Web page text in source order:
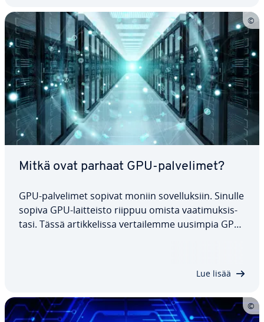
Mitkä ovat parhaat GPU-pal­ve­li­met?
GPU-pal­ve­li­met sopivat moniin so­vel­luk­siin. Sinulle
sopiva GPU-lait­teis­to riippuu omista vaa­ti­muk­sis­
ta­si. Tässä ar­tik­ke­lis­sa ver­tai­lem­me uusimpia GPU-
Lue lisää